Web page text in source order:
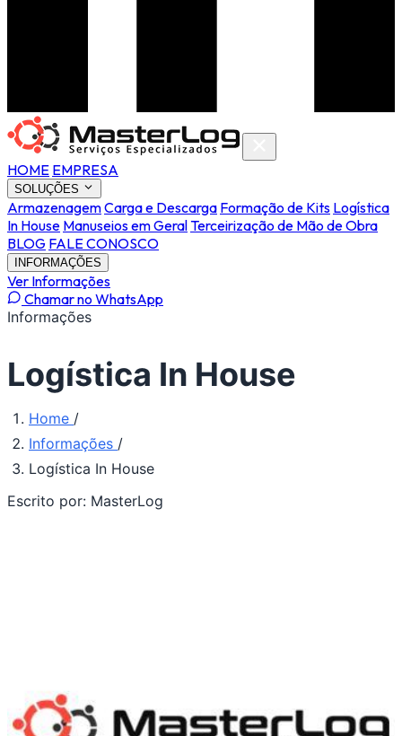
HOME EMPRESA
SOLUÇÕES
ArmazenagemCarga e Descarga Formação de Kits Logística
In House Manuseios em GeralTerceirização de Mão de Obra
BLOG FALE CONOSCO
INFORMAÇÕES
Ver Informações
Chamar no WhatsApp
Informações
Logística In House
Home /
Informações /
Logística In House
Escrito por: MasterLog